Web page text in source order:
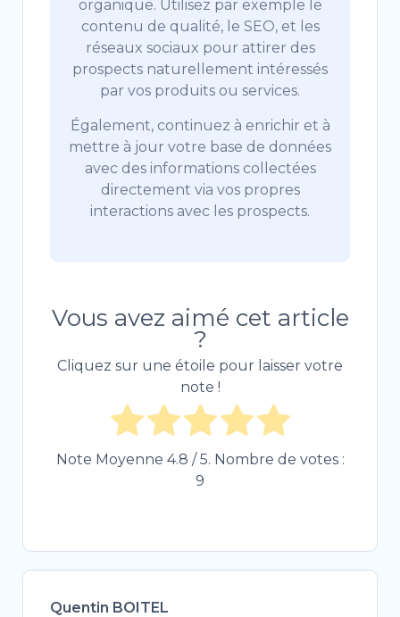
organique. Utilisez par exemple le
contenu de qualité, le SEO, et les
réseaux sociaux pour attirer des
prospects naturellement intéressés
par vos produits ou services.
Également, continuez à enrichir et à
mettre à jour votre base de données
avec des informations collectées
directement via vos propres
interactions avec les prospects.
Vous avez aimé cet article
?
Cliquez sur une étoile pour laisser votre
note !
Note Moyenne 4.8 / 5. Nombre de votes :
9
Quentin BOITEL